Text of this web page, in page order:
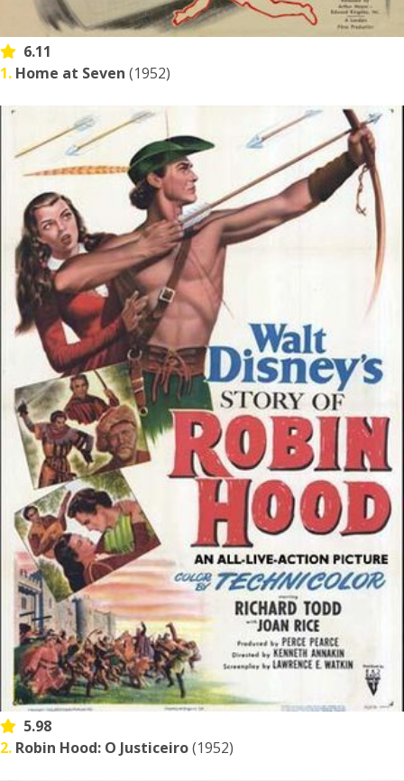
6.11
1. Home at Seven (1952)
5.98
2. Robin Hood: O Justiceiro(1952)